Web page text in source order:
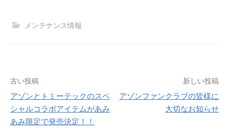
メンテナンス情報
投
稿
ナ
古い投稿
アゾンとトミーテックのスペ
シャルコラボアイテムがあみ
あみ限定で発売決定！！
新しい投稿
アゾンファンクラブの皆様に
大切なお知らせ